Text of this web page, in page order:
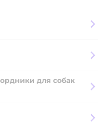
для собак